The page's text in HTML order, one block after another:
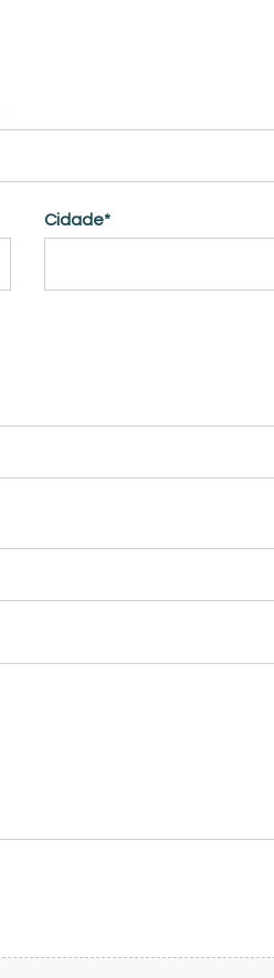
Cidade*